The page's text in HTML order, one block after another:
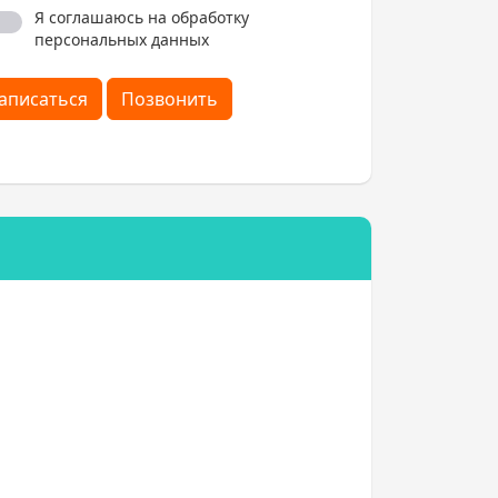
Я соглашаюсь на обработку
персональных данных
Позвонить